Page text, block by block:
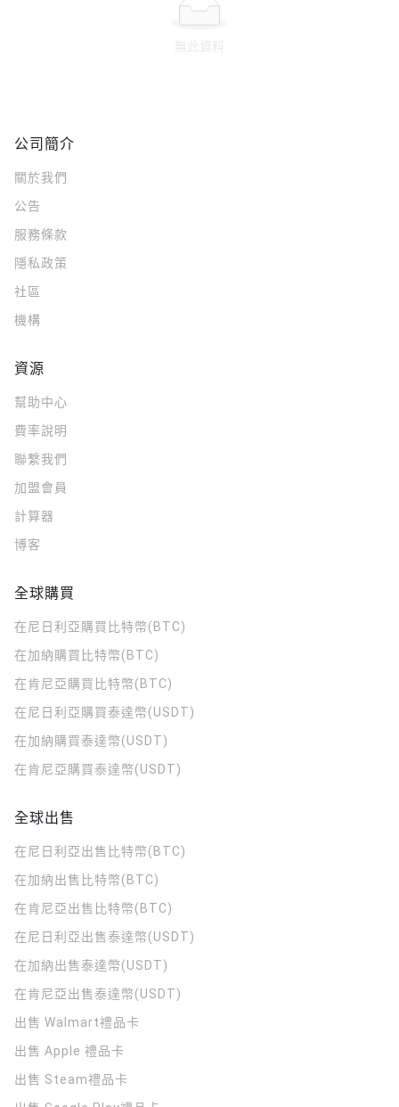
無此資料
公司簡介
關於我們
公告
服務條款
隱私政策
社區
機構
資源
幫助中心
費率說明
聯繫我們
加盟會員
計算器
博客
全球購買
在尼日利亞購買比特幣(BTC)
在加納購買比特幣(BTC)
在肯尼亞購買比特幣(BTC)
在尼日利亞購買泰達幣(USDT)
在加納購買泰達幣(USDT)
在肯尼亞購買泰達幣(USDT)
全球出售
在尼日利亞出售比特幣(BTC)
在加納出售比特幣(BTC)
在肯尼亞出售比特幣(BTC)
在尼日利亞出售泰達幣(USDT)
在加納出售泰達幣(USDT)
在肯尼亞出售泰達幣(USDT)
出售 Walmart禮品卡
出售 Apple 禮品卡
出售 Steam禮品卡